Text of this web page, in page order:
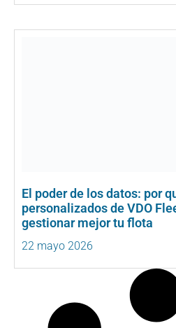
El poder de los datos: por
personalizados de VDO
gestionar mejor tu flota
22 mayo 2026